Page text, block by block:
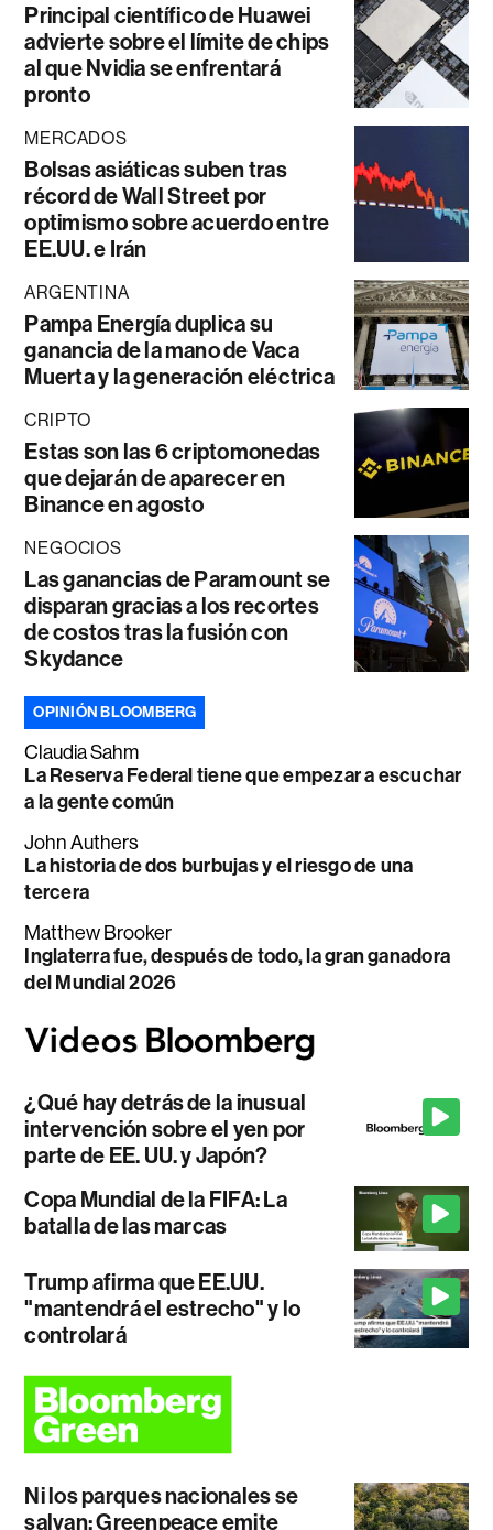
Principal científico de Huawei
advierte sobre el límite de chips
al que Nvidia se enfrentará
pronto
MERCADOS
Bolsas asiáticas suben tras
récord de Wall Street por
optimismo sobre acuerdo entre
EE.UU. e Irán
ARGENTINA
Pampa Energía duplica su
ganancia de la mano de Vaca
Muerta y la generación eléctrica
CRIPTO
Estas son las 6 criptomonedas
que dejarán de aparecer en
Binance en agosto
NEGOCIOS
Las ganancias de Paramount se
disparan gracias a los recortes
de costos tras la fusión con
Skydance
OPINIÓN BLOOMBERG
Claudia Sahm
La Reserva Federal tiene que empezar a escuchar
a la gente común
John Authers
La historia de dos burbujas y el riesgo de una
tercera
Matthew Brooker
Inglaterra fue, después de todo, la gran ganadora
del Mundial 2026
¿Qué hay detrás de la inusual
intervención sobre el yen por
parte de EE. UU. y Japón?
Copa Mundial de la FIFA: La
batalla de las marcas
Trump afirma que EE.UU.
"mantendrá el estrecho" y lo
controlará
Ni los parques nacionales se
salvan: Greenpeace emite